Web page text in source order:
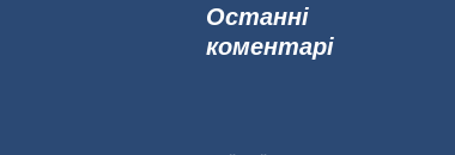
:Останні
коментарі